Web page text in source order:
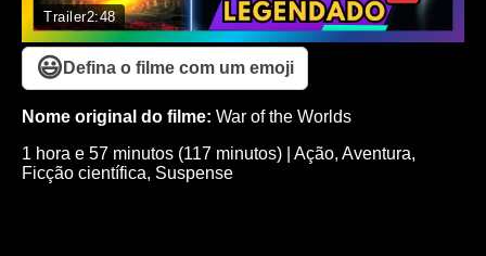
Trailer2:48
😃 Defina o filme com um emoji
Nome original do filme: War of the Worlds
1 hora e 57 minutos (117 minutos)
Ação, Aventura,
Ficção científica, Suspense